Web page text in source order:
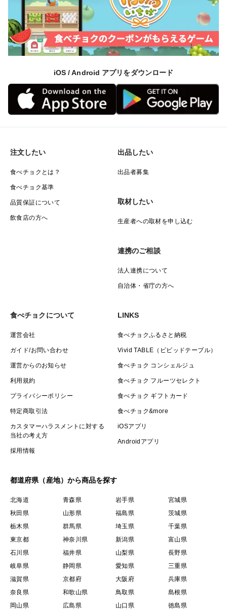
iOS / Android アプリをダウンロード
注文したい
食べチョクとは？
食べチョク基準
品質保証について
飲食店の方へ
出品したい
出品者募集
取材したい
生産者への取材を申し込む
連携のご相談
法人連携について
自治体・省庁の方へ
食べチョクについて
運営会社
ガイド/お問い合わせ
運営からのお知らせ
利用規約
プライバシーポリシー
特定商取引法
カスタマーハラスメントに対する
当社の考え方
採用情報
LINKS
食べチョクふるさと納税
Vivid TABLE（ビビッドテーブル）
食べチョク コンシェルジュ
食べチョク フルーツセレクト
食べチョク ギフトカード
食べチョク&more
iOSアプリ
Androidアプリ
都道府県（産地）から商品を探す
北海道 青森県 岩手県
宮城県
秋田県
山形県 福島県
茨城県
栃木県
群馬県 埼玉県
千葉県
東京都
神奈川県 新潟県
富山県
石川県
福井県 山梨県
長野県
岐阜県
静岡県 愛知県
三重県
滋賀県
京都府 大阪府
兵庫県
奈良県
和歌山県 鳥取県
島根県
岡山県
広島県 山口県 徳島県